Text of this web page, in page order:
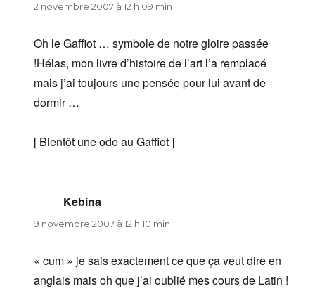
2 novembre 2007 à 12 h 09 min
Oh le Gaffiot … symbole de notre gloire passée
!Hélas, mon livre d’histoire de l’art l’a remplacé
mais j’ai toujours une pensée pour lui avant de
dormir …
[ Bientôt une ode au Gaffiot ]
Kebina
9 novembre 2007 à 12 h 10 min
« cum » je sais exactement ce que ça veut dire en
anglais mais oh que j’ai oublié mes cours de Latin !